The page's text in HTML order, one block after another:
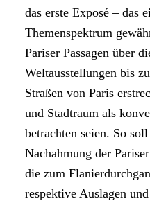
das erste Exposé – das
Themenspektrum
Pariser Passagen über
Weltausstellungen bis
Straßen von Paris
und Stadtraum als
betrachten seien. So
Nachahmung der
die zum
respektive Auslagen